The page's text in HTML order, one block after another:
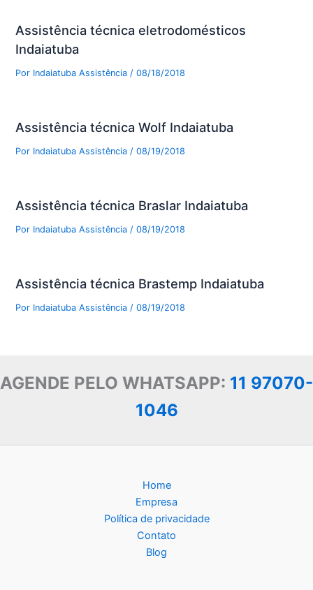
Assistência técnica eletrodomésticos
Indaiatuba
Por Indaiatuba Assistência /08/18/2018
Assistência técnica Wolf Indaiatuba
Por Indaiatuba Assistência /08/19/2018
Assistência técnica Braslar Indaiatuba
Por Indaiatuba Assistência/08/19/2018
Assistência técnica Brastemp Indaiatuba
Por Indaiatuba Assistência/08/19/2018
AGENDE PELO WHATSAPP: 11 97070-
1046
Home
Empresa
Política de privacidade
Contato
Blog